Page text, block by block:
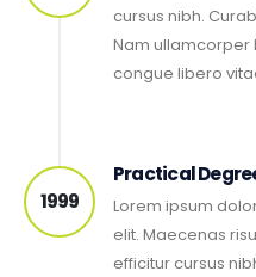
cursus nibh.
Nam ullamcorper
congue libero
1999
Practical
Lorem ipsum
elit. Maecenas
efficitur cursus